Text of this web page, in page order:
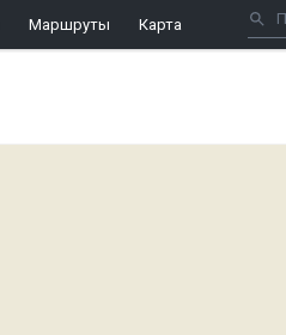
Маршруты Карта